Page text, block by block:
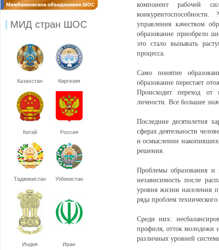
МИД стран ШОС
Казахстан Киргизия
Китай Россия
Таджикистан Узбекистан
Индия Иран
компонент рабочей
управления качеством
образование приобрело
это стало вызывать
процесса.
Само понятие
образование перестает
Происходит переход от
личности. Все большее
Последние десятилетия
сферах деятельности
и осмыслении
решения.
Проблемы образования и
независимость после
уровня жизни населения
ряда проблем
Среди них:
профиля, отток молодежи
различных уровней